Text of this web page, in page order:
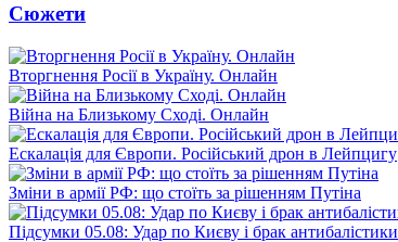
Сюжети
Вторгнення Росії в Україну. Онлайн
Війна на Близькому Сході. Онлайн
Ескалація для Європи. Російський дрон в Лейпцигу
Зміни в армії РФ: що стоїть за рішенням Путіна
Підсумки 05.08: Удар по Києву і брак антибалістики